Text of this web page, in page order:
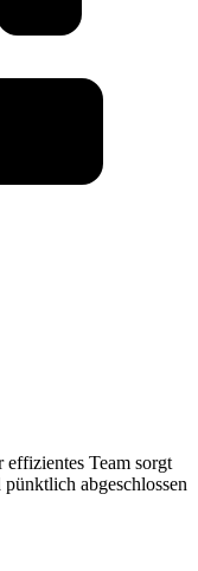
Team sorgt
pünktlich abgeschlossen